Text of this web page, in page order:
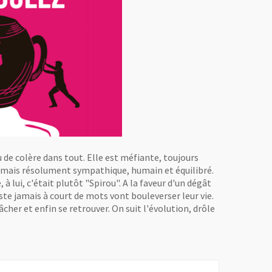
de colère dans tout. Elle est méfiante, toujours
résolument sympathique, humain et équilibré.
lui, c'était plutôt "Spirou". A la faveur d'un dégât
jamais à court de mots vont bouleverser leur vie.
et enfin se retrouver. On suit l'évolution, drôle